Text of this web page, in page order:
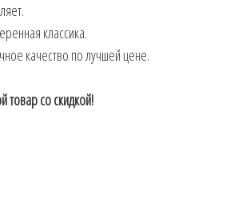
классика.
качество по лучшей цене.
товар со скидкой!